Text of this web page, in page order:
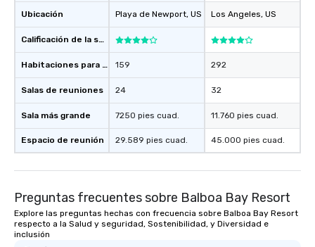
Ubicación
Calificación de la sede
Habitaciones para huéspedes
Salas de reuniones
Sala más grande
Espacio de reunión
Playa de Newport, US
159
24
7250 pies cuad.
29.589 pies cuad.
Los Angeles, US
292
32
11.760 pies cuad.
45.000 pies cuad.
Preguntas frecuentes sobre Balboa Bay Resort
Explore las preguntas hechas con frecuencia sobre Balboa Bay Resort
respecto a la Salud y seguridad, Sostenibilidad, y Diversidad e
inclusión